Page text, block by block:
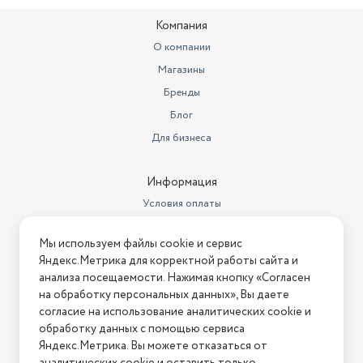
фильтр, воронку и кофейник после каждого использования.
В комплекте к прибору идёт удобная мерная ложка.
0.181
Высота товара в упаковке, в
0.315
Объем товара в упаковке, в
13.798
Компания
О компании
Магазины
Бренды
Блог
Для бизнеса
Информация
Условия оплаты
Условия возврата
Нашли ошибку на сайте? Напишите нам
2026 © Интернет-магазин "АстМаркет". У нас есть всё!
Мы используем файлы cookie и сервис
Яндекс.Метрика для корректной работы сайта и
анализа посещаемости. Нажимая кнопку «Согласен
на обработку персональных данных», Вы даете
согласие на использование аналитических cookie и
обработку данных с помощью сервиса
Яндекс.Метрика. Вы можете отказаться от